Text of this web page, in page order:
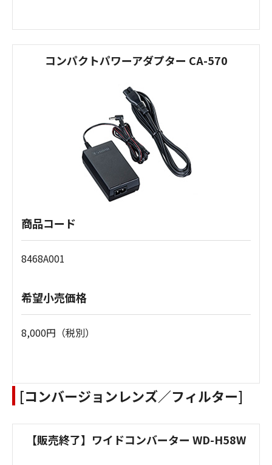
コンパクトパワーアダプター CA-570
商品コード
8468A001
希望小売価格
8,000円（税別）
[コンバージョンレンズ／フィルター]
【販売終了】ワイドコンバーター WD-H58W